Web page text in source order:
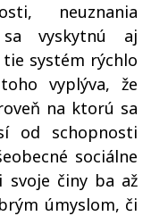
neuznania
sa vyskytnú aj
systém rýchlo
vyplýva, že
na ktorú sa
od schopnosti
sociálne
svoje činy ba až
úmyslom, či